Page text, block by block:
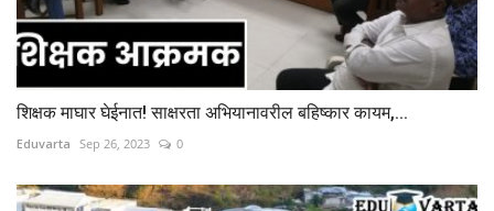
शिक्षक माघार घेईनात! साक्षरता अभियानावरील बहिष्कार कायम,...
Eduvarta Sep 26, 2023 0